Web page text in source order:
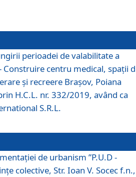
perioadei de valabilitate a
Construire centru medical, spații
și recreere Brașov, Poiana
H.C.L. nr. 332/2019, având ca
S.R.L.
de urbanism ”P.U.D -
colective, Str. Ioan V. Socec f.n.,